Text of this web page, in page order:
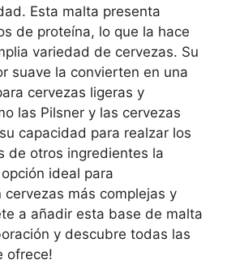
Esta malta presenta
de proteína, lo que la hace
variedad de cervezas. Su
suave la convierten en una
cervezas ligeras y
las Pilsner y las cervezas
capacidad para realzar los
de otros ingredientes la
ideal para
cervezas más complejas y
a añadir esta base de malta
y descubre todas las
ofrece!